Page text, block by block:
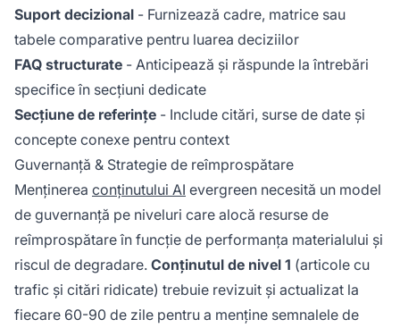
Suport decizional - Furnizează cadre, matrice sau
tabele comparative pentru luarea deciziilor
FAQ structurate - Anticipează și răspunde la întrebări
specifice în secțiuni dedicate
Secțiune de referințe - Include citări, surse de date și
concepte conexe pentru context
Guvernanță & Strategie de reîmprospătare
Menținerea conținutului AI evergreen necesită un model
de guvernanță pe niveluri care alocă resurse de
reîmprospătare în funcție de performanța materialului și
riscul de degradare. Conținutul de nivel 1 (articole cu
trafic și citări ridicate) trebuie revizuit și actualizat la
fiecare 60-90 de zile pentru a menține semnalele de